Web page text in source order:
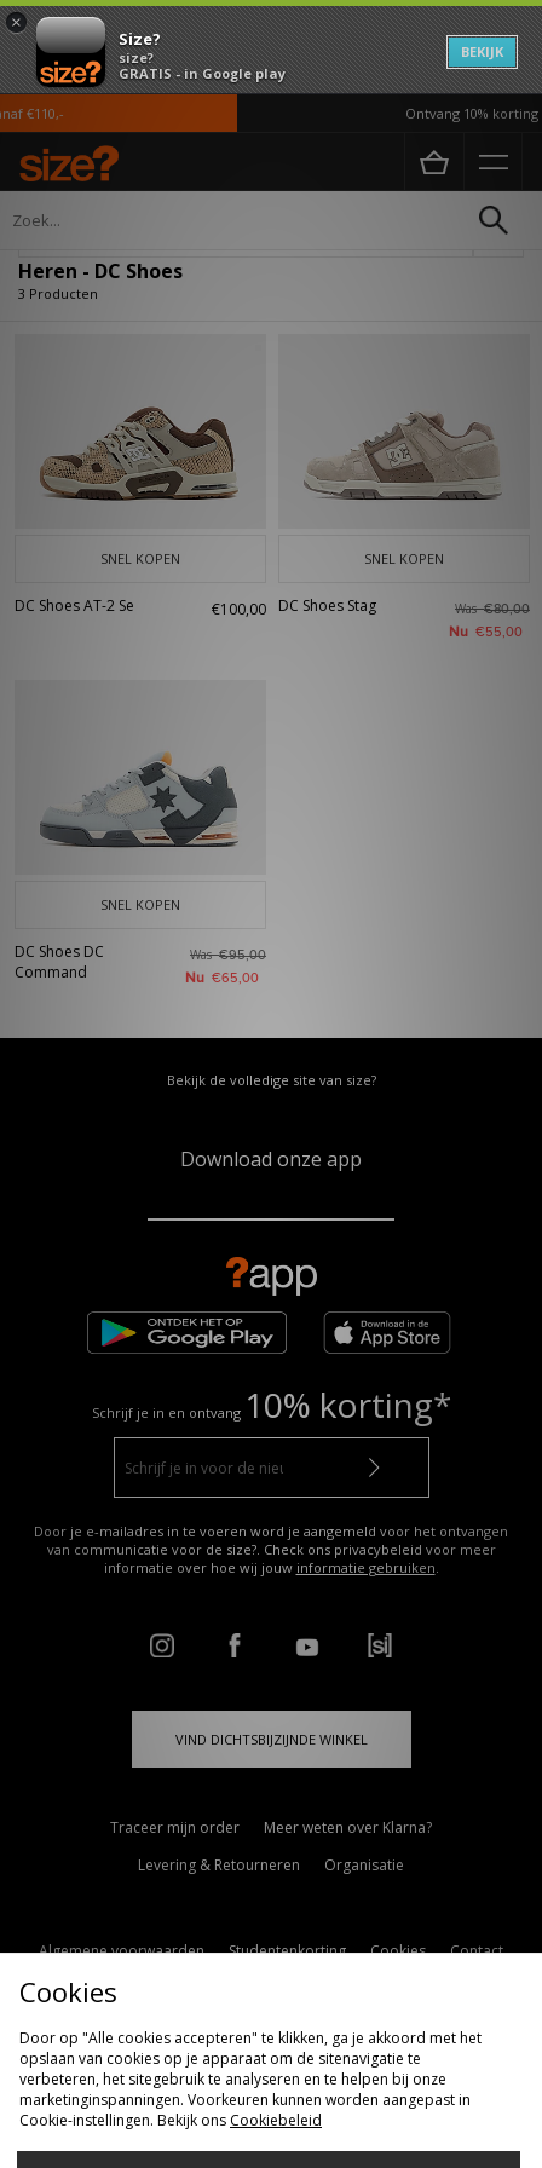
×
Size?
size?
GRATIS - in Google play
BEKIJK
€110,- Ontvang 10% korting
Home Heren
Heren - DC Shoes
3 Producten
SNEL KOPEN
DC Shoes AT-2 Se €100,00
SNEL KOPEN
DC Shoes Stag Was€80,00
Nu €55,00
SNEL KOPEN
DC Shoes DC
Command
Was€95,00
Nu €65,00
Bekijk de volledige site van size?
Download onze app
Schrijf je in en ontvang 10% korting*
Door je e-mailadres in te voeren word je aangemeld voor het ontvangen
van communicatie voor de size?. Check ons privacybeleid voor meer
informatie over hoe wij jouw informatie gebruiken.
VIND DICHTSBIJZIJNDE WINKEL
Traceer mijn order
Meer weten over Klarna?
Levering & Retourneren
Organisatie
Algemene voorwaarden Studentenkorting Cookies
Contact
Cookie Instellingen
Verzenden Naar
Cookies
Door op "Alle cookies accepteren" te klikken, ga je akkoord met het
opslaan van cookies op je apparaat om de sitenavigatie te
verbeteren, het sitegebruik te analyseren en te helpen bij onze
marketinginspanningen. Voorkeuren kunnen worden aangepast in
Cookie-instellingen. Bekijk ons Cookiebeleid